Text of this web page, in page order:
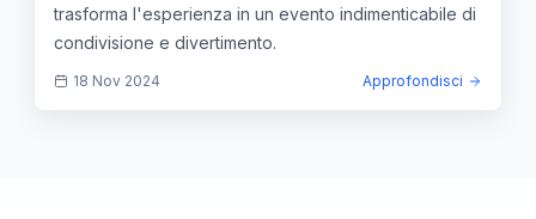
trasforma l'esperienza in un evento indimenticabile di
condivisione e divertimento.
18 Nov 2024 Approfondisci